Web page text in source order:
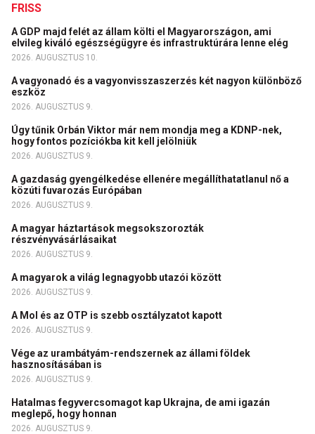
FRISS
A GDP majd felét az állam költi el Magyarországon, ami
elvileg kiváló egészségügyre és infrastruktúrára lenne elég
2026. AUGUSZTUS 10.
A vagyonadó és a vagyonvisszaszerzés két nagyon különböző
eszköz
2026. AUGUSZTUS 9.
Úgy tűnik Orbán Viktor már nem mondja meg a KDNP-nek,
hogy fontos pozíciókba kit kell jelölniük
2026. AUGUSZTUS 9.
A gazdaság gyengélkedése ellenére megállíthatatlanul nő a
közúti fuvarozás Európában
2026. AUGUSZTUS 9.
A magyar háztartások megsokszorozták
részvényvásárlásaikat
2026. AUGUSZTUS 9.
A magyarok a világ legnagyobb utazói között
2026. AUGUSZTUS 9.
A Mol és az OTP is szebb osztályzatot kapott
2026. AUGUSZTUS 9.
Vége az urambátyám-rendszernek az állami földek
hasznosításában is
2026. AUGUSZTUS 9.
Hatalmas fegyvercsomagot kap Ukrajna, de ami igazán
meglepő, hogy honnan
2026. AUGUSZTUS 9.